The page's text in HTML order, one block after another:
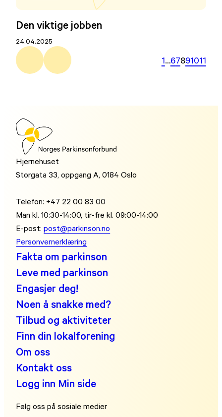
Den viktige jobben
24.04.2025
1…67891011
Hjernehuset
Storgata 33, oppgang A, 0184 Oslo
Telefon: +47 22 00 83 00
Man kl. 10:30-14:00, tir-fre kl. 09:00-14:00
E-post:post@parkinson.no
Personvernerklæring
Fakta om parkinson
Leve med parkinson
Engasjer deg!
Noen å snakke med?
Tilbud og aktiviteter
Finn din lokalforening
Om oss
Kontakt oss
Logg inn Min side
Følg oss på sosiale medier